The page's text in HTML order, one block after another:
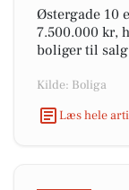
Østergade 10
7.500.000 kr,
boliger til
Kilde: Boliga
Læs hele